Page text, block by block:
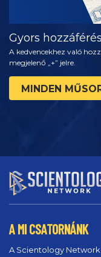
Gyors
A kedvencekhez való
megjelenő „+” jelre.
MINDEN
A MI CSATORNÁNK
A Scientology